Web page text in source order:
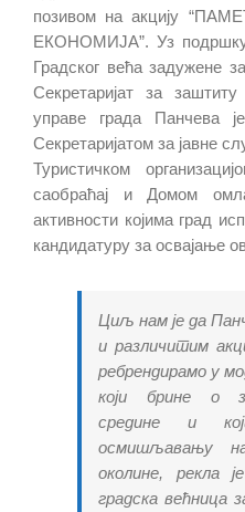
позивом на акцију
ЕКОНОМИЈА”. Уз
Градског већа задуженe
Секретаријат за
управе града Панчева
Секретаријатом за јавне
Туристичком
саобраћај и Домом
активности којима град
кандидатуру за освајање
Циљ нам је да
и различитим
ребрендирамо у
који брине о
средине и
осмишљавању
околине, рекла
градска већница